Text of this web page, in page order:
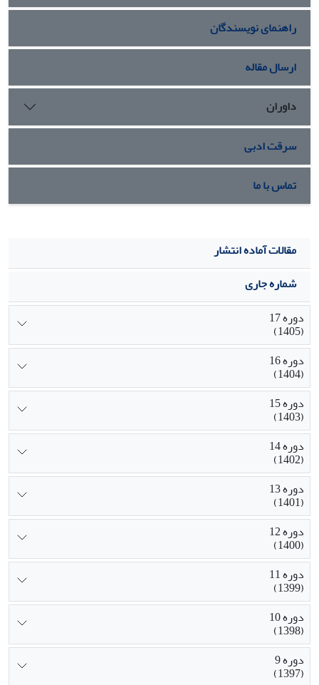
سلول‌های دچار آپوپتوز اولیه و تاخیری و سلول‌های نکروزی شد.
نتیجه‌گیری:
Gingerol می‌تواند با القای آپوپتوزیس و نکروزیس سلولی سبب
مهار تکثیر سلول‌های سرطان پستان شود و این قابلیت می‌تواند در
طراحی نانو داروهای مؤثر در درمان سرطان پستان مد نظر قرار
گیرد.
راهنمای نویسندگان
ارسال مقاله
داوران
سرقت ادبی
تماس با ما
مقالات آماده انتشار
شماره جاری
دوره 17
(1405)
دوره 16
(1404)
دوره 15
(1403)
دوره 14
(1402)
دوره 13
(1401)
دوره 12
(1400)
دوره 11
(1399)
دوره 10
(1398)
دوره 9
(1397)